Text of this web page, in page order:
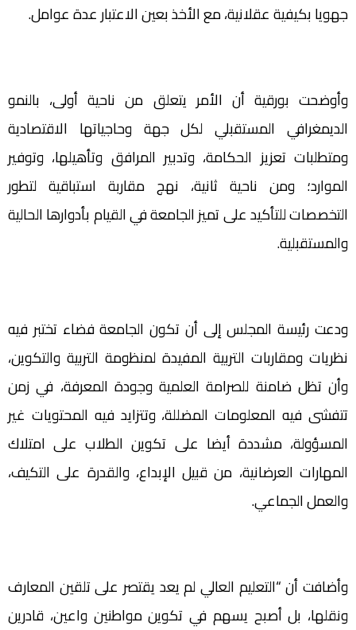
جهويا بكيفية عقلانية، مع الأخذ بعين الاعتبار عدة عوامل.
وأوضحت بورقية أن الأمر يتعلق من ناحية أولى، بالنمو
الديمغرافي المستقبلي لكل جهة وحاجياتها الاقتصادية
ومتطلبات تعزيز الحكامة، وتدبير المرافق وتأهيلها، وتوفير
الموارد؛ ومن ناحية ثانية، نهج مقاربة استباقية لتطور
التخصصات للتأكيد على تميز الجامعة في القيام بأدوارها الحالية
والمستقبلية.
ودعت رئيسة المجلس إلى أن تكون الجامعة فضاء تختبر فيه
نظريات ومقاربات التربية المفيدة لمنظومة التربية والتكوين،
وأن تظل ضامنة للصرامة العلمية وجودة المعرفة، في زمن
تتفشى فيه المعلومات المضللة، وتتزايد فيه المحتويات غير
المسؤولة، مشددة أيضا على تكوين الطلاب على امتلاك
المهارات العرضانية، من قبيل الإبداع، والقدرة على التكيف،
والعمل الجماعي.
وأضافت أن “التعليم العالي لم يعد يقتصر على تلقين المعارف
ونقلها، بل أصبح يسهم في تكوين مواطنين واعين، قادرين